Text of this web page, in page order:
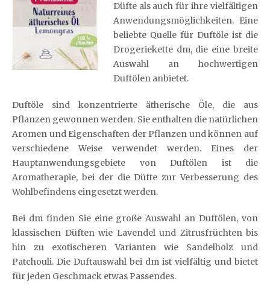
Düfte als auch für ihre vielfältigen
Anwendungsmöglichkeiten. Eine
beliebte Quelle für Duftöle ist die
Drogeriekette dm, die eine breite
Auswahl an hochwertigen
Duftölen anbietet.
Duftöle sind konzentrierte ätherische Öle, die aus
Pflanzen gewonnen werden. Sie enthalten die natürlichen
Aromen und Eigenschaften der Pflanzen und können auf
verschiedene Weise verwendet werden. Eines der
Hauptanwendungsgebiete von Duftölen ist die
Aromatherapie, bei der die Düfte zur Verbesserung des
Wohlbefindens eingesetzt werden.
Bei dm finden Sie eine große Auswahl an Duftölen, von
klassischen Düften wie Lavendel und Zitrusfrüchten bis
hin zu exotischeren Varianten wie Sandelholz und
Patchouli. Die Duftauswahl bei dm ist vielfältig und bietet
für jeden Geschmack etwas Passendes.